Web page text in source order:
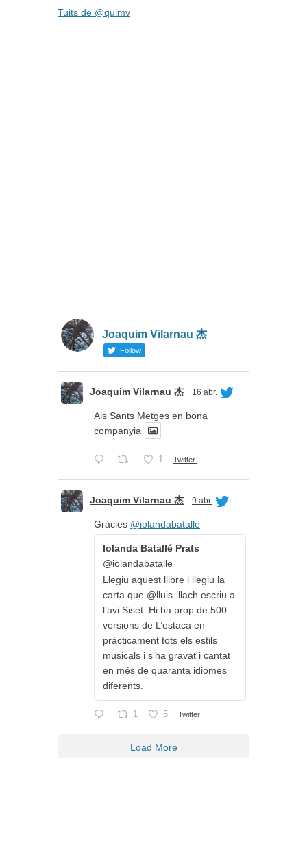
Tuits de @quimv
Joaquim Vilarnau 杰
Follow
Joaquim Vilarnau 杰 16 abr.
Als Sants Metges en bona
companyia
1 Twitter
Joaquim Vilarnau 杰 9 abr.
Gràcies @iolandabatalle
Iolanda Batallé Prats
@iolandabatalle
Llegiu aquest llibre i llegiu la
carta que @lluis_llach escriu a
l’avi Siset. Hi ha prop de 500
versions de L’estaca en
pràcticament tots els estils
musicals i s’ha gravat i cantat
en més de quaranta idiomes
diferents.
1 5 Twitter
Load More